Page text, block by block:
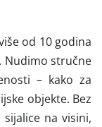
od 10 godina
Nudimo stručne
– kako za
objekte. Bez
na visini,